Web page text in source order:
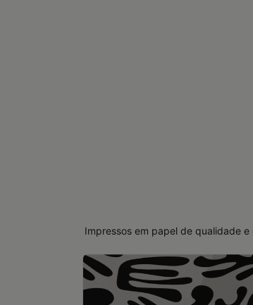
Impressos em papel de qualidade